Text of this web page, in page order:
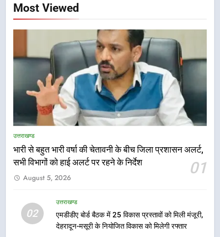
Most Viewed
उत्तराखण्ड
भारी से बहुत भारी वर्षा की चेतावनी के बीच जिला प्रशासन अलर्ट,
सभी विभागों को हाई अलर्ट पर रहने के निर्देश
01
August 5, 2026
02
उत्तराखण्ड
एमडीडीए बोर्ड बैठक में 25 विकास प्रस्तावों को मिली मंजूरी,
देहरादून-मसूरी के नियोजित विकास को मिलेगी रफ्तार
5
भारी बारिश का अलर्ट! 6 अगस्त को
6
मुख्यमंत्री धामी की सुरक्षा प्राथमिकता: